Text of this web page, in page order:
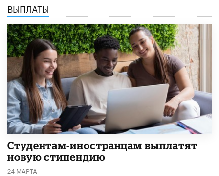
ВЫПЛАТЫ
Студентам-иностранцам выплатят
новую стипендию
24 МАРТА